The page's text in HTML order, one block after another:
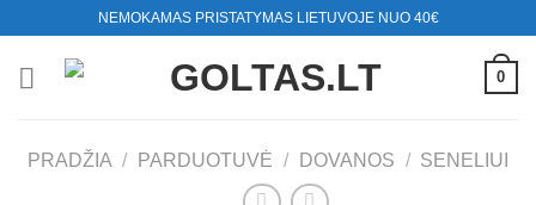
content
NEMOKAMAS PRISTATYMAS LIETUVOJE NUO 40€
0
PRADŽIA / PARDUOTUVĖ / DOVANOS / SENELIUI